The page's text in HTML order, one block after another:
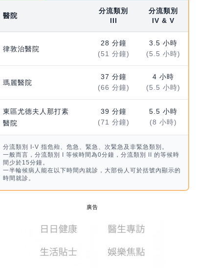
醫院
分流類別
III
分流類別
IV & V
律敦治醫院
28 分鐘
(51 分鐘)
3.5 小時
(5.5 小時)
瑪麗醫院
37 分鐘
(66 分鐘)
4 小時
(5.5 小時)
東區尤德夫人那打素
醫院
39 分鐘
(71 分鐘)
5.5 小時
(8 小時)
分流類別 I-V 指危殆、危急、緊急、次緊急及非緊急類別。
一般而言，分流類別 I 等候時間為0分鐘，分流類別 II 的等候時
間少於15分鐘。
一半輪候病人能在以下時間內就診，大部份人可於括號內顯示的
時間就診。
廣告